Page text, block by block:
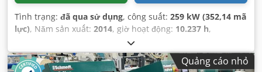
Tình trạng: đã qua sử dụng, công suất: 259 kW (352,14 mã
lực), Năm sản xuất: 2014, giờ hoạt động: 10.237 h,
Quảng cáo nhỏ